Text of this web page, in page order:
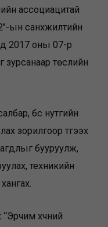
ассоциацитай
ын санхүүжилтийн
2017 оны 07-р
зурсанаар төслийн
бүс нутгийн
зорилгоор түгээх
бууруулж,
техникийн
хүчний